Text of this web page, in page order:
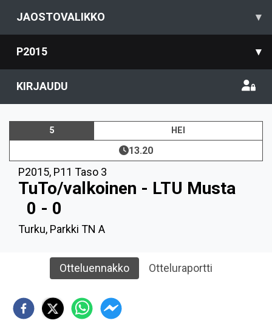
JAOSTOVALIKKO ▾
P2015 ▾
KIRJAUDU
5 HEI
13.20
P2015, P11 Taso 3
TuTo/valkoinen - LTU Musta
0 - 0
Turku, Parkki TN A
Otteluennakko Otteluraportti